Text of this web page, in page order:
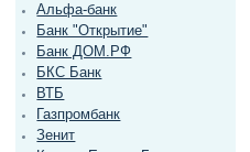
Альфа-банк
Банк "Открытие"
Банк ДОМ.РФ
БКС Банк
ВТБ
Газпромбанк
Зенит